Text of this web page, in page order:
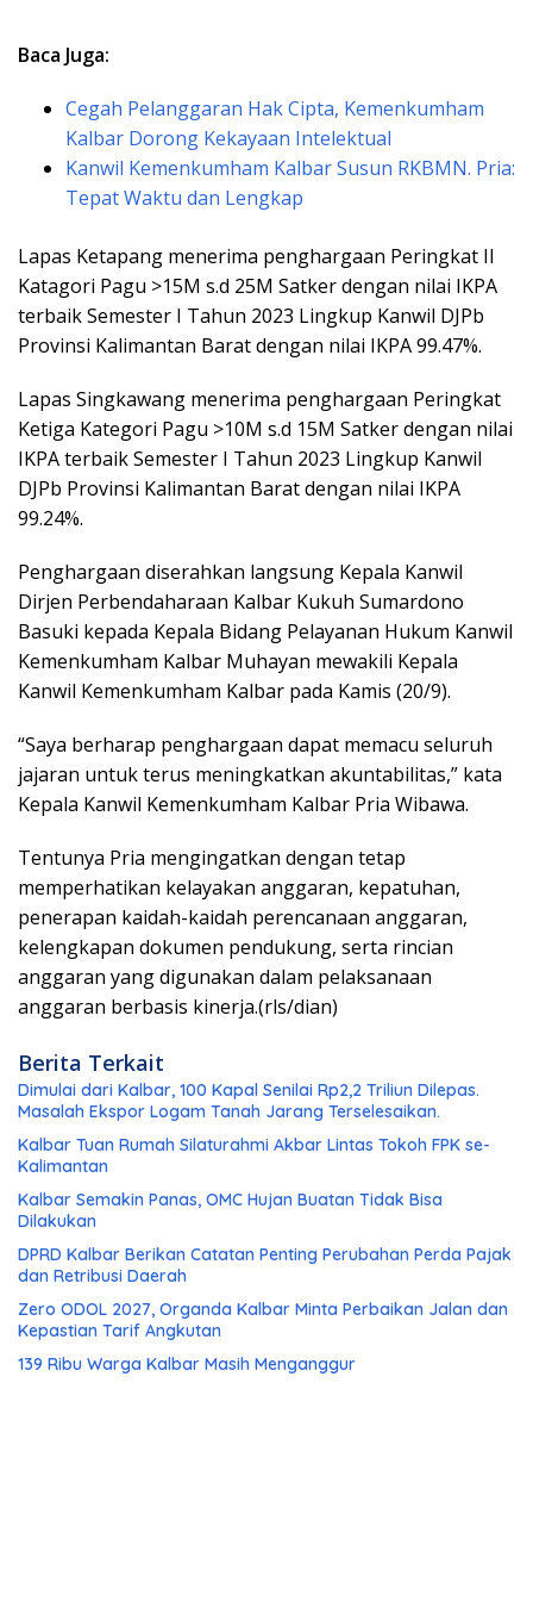
Baca Juga:
Cegah Pelanggaran Hak Cipta, Kemenkumham
Kalbar Dorong Kekayaan Intelektual
Kanwil Kemenkumham Kalbar Susun RKBMN. Pria:
Tepat Waktu dan Lengkap
Lapas Ketapang menerima penghargaan Peringkat II
Katagori Pagu >15M s.d 25M Satker dengan nilai IKPA
terbaik Semester I Tahun 2023 Lingkup Kanwil DJPb
Provinsi Kalimantan Barat dengan nilai IKPA 99.47%.
Lapas Singkawang menerima penghargaan Peringkat
Ketiga Kategori Pagu >10M s.d 15M Satker dengan nilai
IKPA terbaik Semester I Tahun 2023 Lingkup Kanwil
DJPb Provinsi Kalimantan Barat dengan nilai IKPA
99.24%.
Penghargaan diserahkan langsung Kepala Kanwil
Dirjen Perbendaharaan Kalbar Kukuh Sumardono
Basuki kepada Kepala Bidang Pelayanan Hukum Kanwil
Kemenkumham Kalbar Muhayan mewakili Kepala
Kanwil Kemenkumham Kalbar pada Kamis (20/9).
“Saya berharap penghargaan dapat memacu seluruh
jajaran untuk terus meningkatkan akuntabilitas,” kata
Kepala Kanwil Kemenkumham Kalbar Pria Wibawa.
Tentunya Pria mengingatkan dengan tetap
memperhatikan kelayakan anggaran, kepatuhan,
penerapan kaidah-kaidah perencanaan anggaran,
kelengkapan dokumen pendukung, serta rincian
anggaran yang digunakan dalam pelaksanaan
anggaran berbasis kinerja.(rls/dian)
Berita Terkait
Dimulai dari Kalbar, 100 Kapal Senilai Rp2,2 Triliun Dilepas.
Masalah Ekspor Logam Tanah Jarang Terselesaikan.
Kalbar Tuan Rumah Silaturahmi Akbar Lintas Tokoh FPK se-
Kalimantan
Kalbar Semakin Panas, OMC Hujan Buatan Tidak Bisa
Dilakukan
DPRD Kalbar Berikan Catatan Penting Perubahan Perda Pajak
dan Retribusi Daerah
Zero ODOL 2027, Organda Kalbar Minta Perbaikan Jalan dan
Kepastian Tarif Angkutan
139 Ribu Warga Kalbar Masih Menganggur